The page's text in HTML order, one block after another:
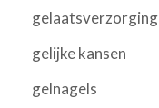
gelaatsverzorging
gelijke kansen
gelnagels